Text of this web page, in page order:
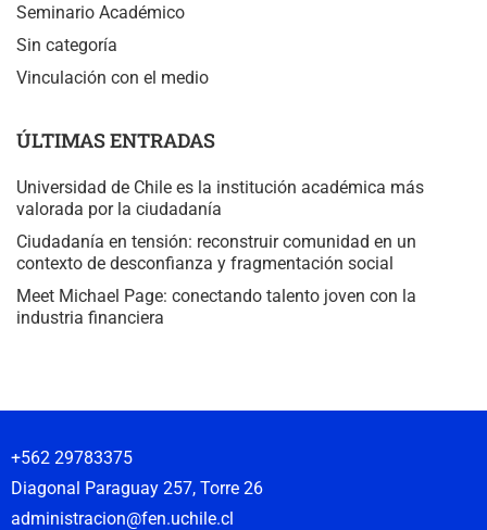
Seminario Académico
Sin categoría
Vinculación con el medio
ÚLTIMAS ENTRADAS
Universidad de Chile es la institución académica más
valorada por la ciudadanía
Ciudadanía en tensión: reconstruir comunidad en un
contexto de desconfianza y fragmentación social
Meet Michael Page: conectando talento joven con la
industria financiera
+562 29783375
Diagonal Paraguay 257, Torre 26
administracion@fen.uchile.cl